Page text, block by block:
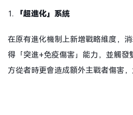
1. 「超進化」系統
在原有進化機制上新增戰略維度，
得「突進+免疫傷害」能力，並觸發
方從者時更會造成額外主戰者傷害，